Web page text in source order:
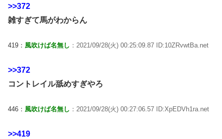
>>372
雑すぎて馬がわからん
419： 風吹けば名無し ：2021/09/28(火) 00:25:09.87 ID:10ZRvwtBa.net
>>372
コントレイル舐めすぎやろ
446： 風吹けば名無し ：2021/09/28(火) 00:27:06.57 ID:XpEDVh1ra.net
>>419